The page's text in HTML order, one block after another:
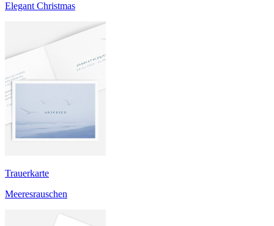
Elegant Christmas
Trauerkarte
Meeresrauschen